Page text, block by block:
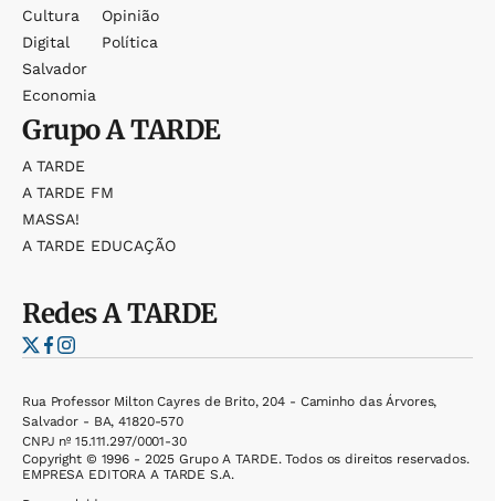
Cultura
Digital
Salvador
Economia
Opinião
Política
GrupoA TARDE
A TARDE
A TARDE FM
MASSA!
A TARDE EDUCAÇÃO
RedesA TARDE
Rua Professor Milton Cayres de Brito, 204 - Caminho das Árvores,
Salvador - BA, 41820-570
CNPJ nº 15.111.297/0001-30
Copyright © 1996 - 2025 Grupo A TARDE. Todos os direitos reservados.
EMPRESA EDITORA A TARDE S.A.